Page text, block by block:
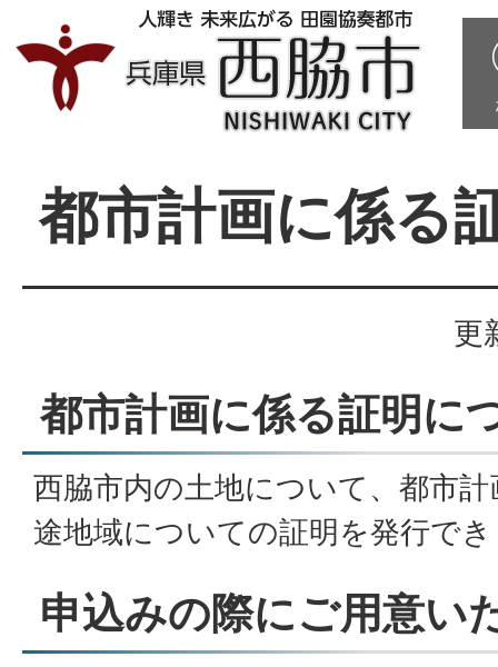
都市計画に係る
更
都市計画に係る証明に
西脇市内の土地について、都市
途地域についての証明を発行で
申込みの際にご用意い